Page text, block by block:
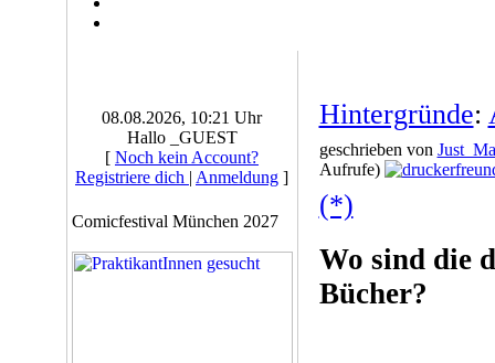
08.08.2026, 10:21 Uhr
Hallo _GUEST
[ Noch kein Account?
Registriere dich | Anmeldung ]
Comicfestival München 2027
Hintergründe:
geschrieben von
Aufrufe)
(*)
Wo sind die
Bücher?